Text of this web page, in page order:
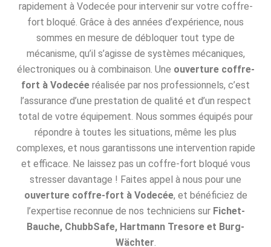
rapidement à Vodecée pour intervenir sur votre coffre-
fort bloqué. Grâce à des années d’expérience, nous
sommes en mesure de débloquer tout type de
mécanisme, qu’il s’agisse de systèmes mécaniques,
électroniques ou à combinaison. Une ouverture coffre-
fort à Vodecée réalisée par nos professionnels, c’est
l’assurance d’une prestation de qualité et d’un respect
total de votre équipement. Nous sommes équipés pour
répondre à toutes les situations, même les plus
complexes, et nous garantissons une intervention rapide
et efficace. Ne laissez pas un coffre-fort bloqué vous
stresser davantage ! Faites appel à nous pour une
ouverture coffre-fort à Vodecée, et bénéficiez de
l’expertise reconnue de nos techniciens sur Fichet-
Bauche, ChubbSafe, Hartmann Tresore et Burg-
Wächter.